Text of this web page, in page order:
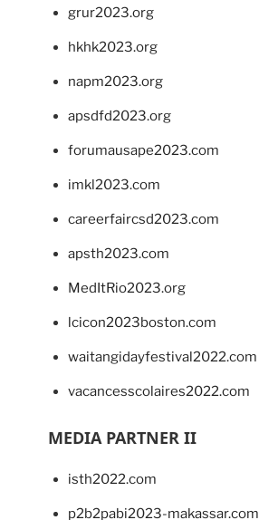
grur2023.org
hkhk2023.org
napm2023.org
apsdfd2023.org
forumausape2023.com
imkl2023.com
careerfaircsd2023.com
apsth2023.com
MedItRio2023.org
lcicon2023boston.com
waitangidayfestival2022.com
vacancesscolaires2022.com
MEDIA PARTNER II
isth2022.com
p2b2pabi2023-makassar.com